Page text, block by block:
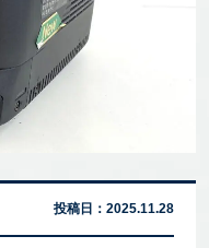
投稿日： 2025.11.28